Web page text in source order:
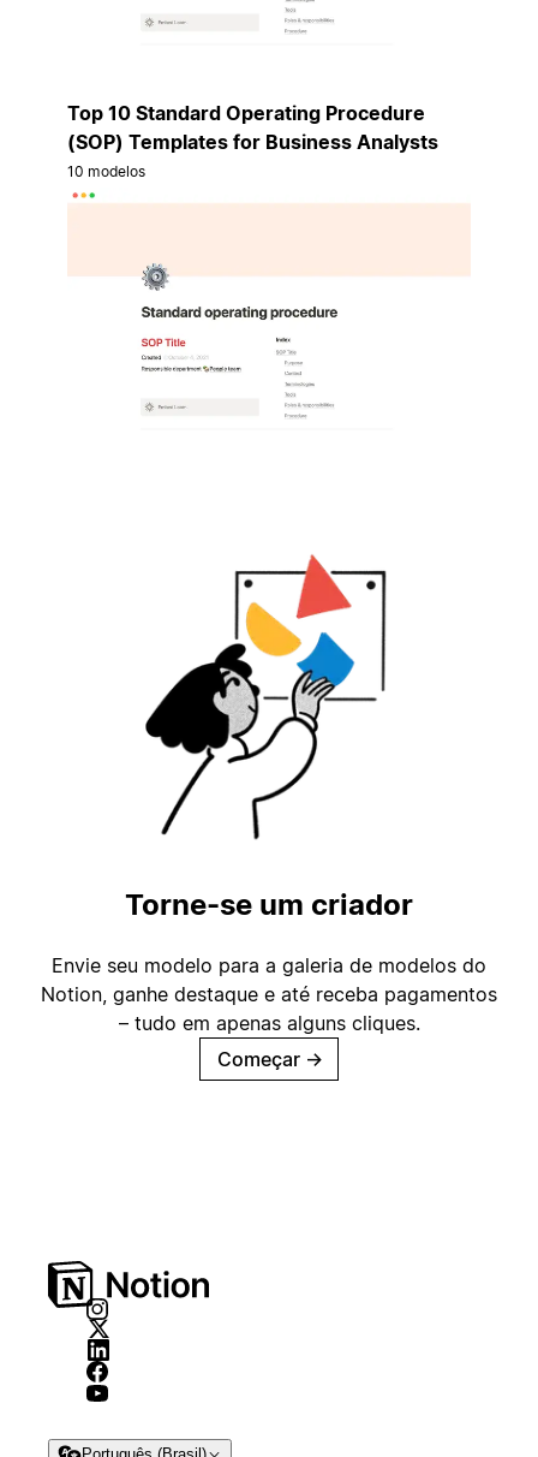
Top 10 Standard Operating Procedure
(SOP) Templates for Business Analysts
10 modelos
Torne-se um criador
Envie seu modelo para a galeria de modelos do
Notion, ganhe destaque e até receba pagamentos
– tudo em apenas alguns cliques.
Começar →